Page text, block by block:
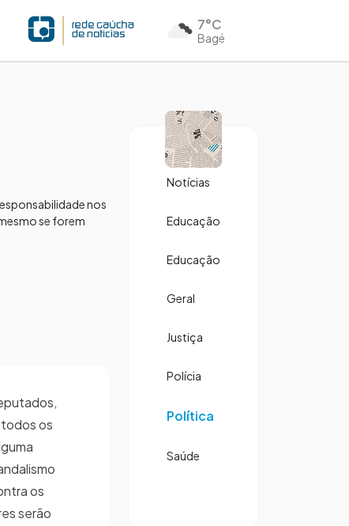
7°C
Bagé
nos
se forem
todos os
os
serão
Notícias
Educação
Educação
Geral
Justiça
Polícia
Política
Saúde